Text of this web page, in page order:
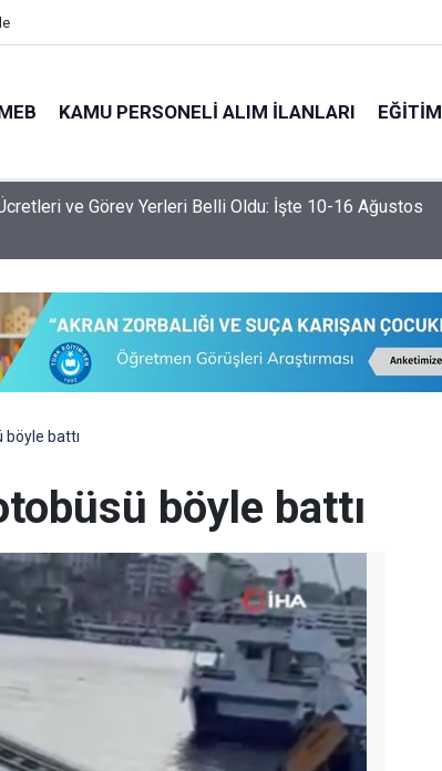
KAMU PERSONELI ALIM İLANLARI EĞITIM
Sınırını Aşan Öğrencilere Ek Yaptırım
böyle battı
böyle battı